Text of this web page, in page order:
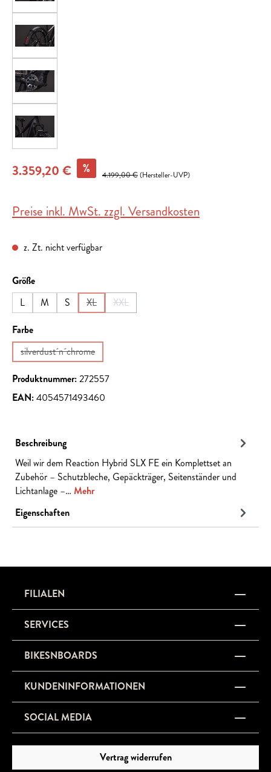
3.359,20 € % 4.199,00 €(Hersteller-UVP)
Preise inkl. MwSt. zzgl. Versandkosten
z. Zt. nicht verfügbar
Größeauswählen
L
M S XL
(Diese Option ist zurzeit nicht verfügbar.)
XXL
(Diese Option ist zurzeit nicht verfügbar.)
Farbeauswählen
silverdust´n´chrome
(Diese Option ist zurzeit nicht verfügbar.)
Produktnummer:272557
EAN:4054571493460
Beschreibung
Weil wir dem Reaction Hybrid SLX FE ein Komplettset an
Zubehör – Schutzbleche, Gepäckträger, Seitenständer und
Lichtanlage –… Mehr
Eigenschaften
FILIALEN
SERVICES
BIKESNBOARDS
KUNDENINFORMATIONEN
SOCIAL MEDIA
Vertrag widerrufen